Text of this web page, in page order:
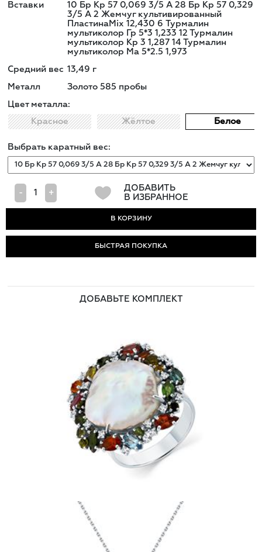
Вставки
10 Бр Кр 57 0,069 3/5 A 28 Бр Кр 57 0,329
3/5 A 2 Жемчуг культивированный
ПластинаMix 12,430 6 Турмалин
мультиколор Гр 5*3 1,233 12 Турмалин
мультиколор Кр 3 1,287 14 Турмалин
мультиколор Ма 5*2.5 1,973
Средний вес 13,49 г
Металл Золото 585 пробы
Цвет металла:
Красное Жёлтое Белое
Выбрать каратный вес:
- +
ДОБАВИТЬ
В ИЗБРАННОЕ
БЫСТРАЯ ПОКУПКА
ДОБАВЬТЕ КОМПЛЕКТ